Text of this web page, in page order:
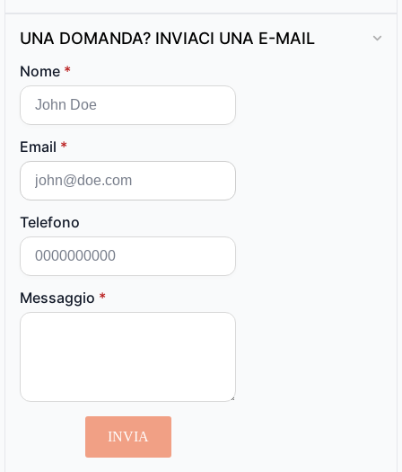
UNA DOMANDA? INVIACI UNA E-MAIL
Nome *
Email *
Telefono
Messaggio *
INVIA